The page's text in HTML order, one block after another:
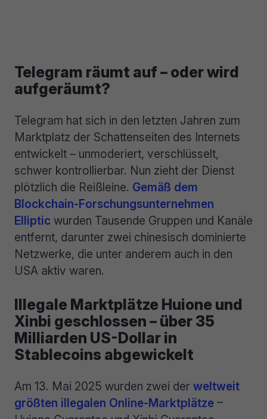
Telegram räumt auf – oder wird
aufgeräumt?
Telegram hat sich in den letzten Jahren zum
Marktplatz der Schattenseiten des Internets
entwickelt – unmoderiert, verschlüsselt,
schwer kontrollierbar. Nun zieht der Dienst
plötzlich die Reißleine. Gemäß dem
Blockchain-Forschungsunternehmen
Elliptic wurden Tausende Gruppen und Kanäle
entfernt, darunter zwei chinesisch dominierte
Netzwerke, die unter anderem auch in den
USA aktiv waren.
Illegale Marktplätze Huione und
Xinbi geschlossen – über 35
Milliarden US-Dollar in
Stablecoins abgewickelt
Am 13. Mai 2025 wurden zwei der weltweit
größten illegalen Online-Marktplätze –